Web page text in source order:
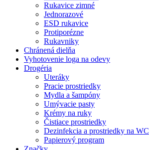
Rukavice zimné
Jednorazové
ESD rukavice
Protiporézne
Rukavniky
Chránená dielňa
Vyhotovenie loga na odevy
Drogéria
Uteráky
Pracie prostriedky
Mydla a šampóny
Umývacie pasty
Krémy na ruky
Čistiace prostriedky
Dezinfekcia a prostriedky na WC
Papierový program